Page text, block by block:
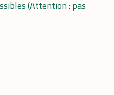
(Attention : pas